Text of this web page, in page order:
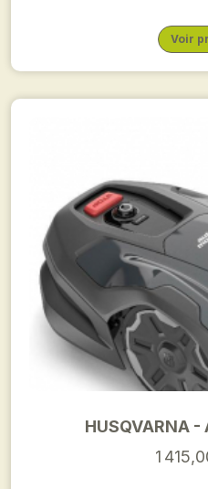
Voir
HUSQVARNA
1